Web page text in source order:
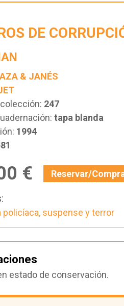
DE
& JANÉS
247
tapa blanda
1994
€ Reservar/
policíaca, suspense y terror
estado de conservación.